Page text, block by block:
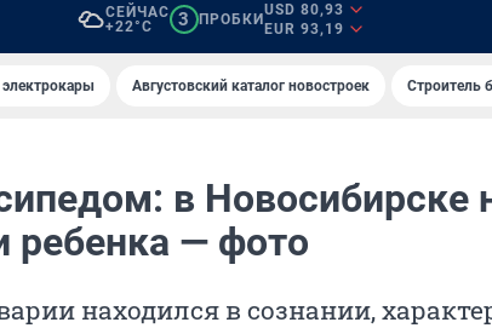
СЕЙЧАС
+22°C
3 ПРОБКИ
USD 80,93
EUR 93,19
электрокары Августовский каталог новостроек Строитель
в Новосибирске
ребенка — фото
находился в сознании,